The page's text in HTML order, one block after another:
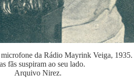
da Rádio Mayrink Veiga, 1935.
fãs suspiram ao seu lado.
Arquivo Nirez.